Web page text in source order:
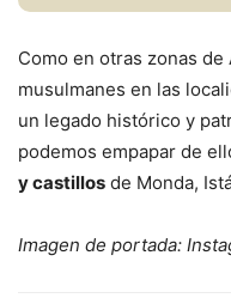
Como en otras zonas
musulmanes en las
un legado histórico y
podemos empapar de
y castillos de Monda,
Imagen de portada: